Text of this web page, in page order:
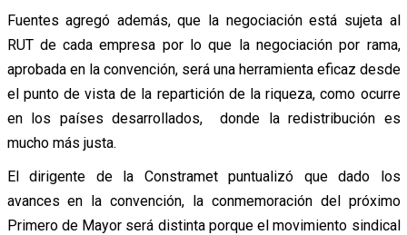
Fuentes agregó además, que la negociación está sujeta al
RUT de cada empresa por lo que la negociación por rama,
aprobada en la convención, será una herramienta eficaz desde
el punto de vista de la repartición de la riqueza, como ocurre
en los países desarrollados, donde la redistribución es
mucho más justa.
El dirigente de la Constramet puntualizó que dado los
avances en la convención, la conmemoración del próximo
Primero de Mayor será distinta porque el movimiento sindical